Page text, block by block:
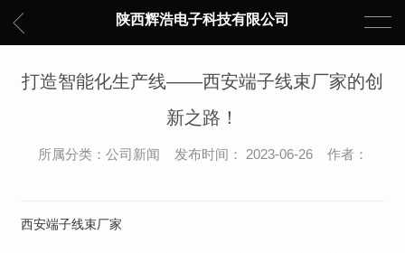
陕西辉浩电子科技有限公司
打造智能化生产线——西安端子线束厂家的创
新之路！
所属分类：公司新闻 发布时间： 2023-06-26 作者：
西安端子线束厂家